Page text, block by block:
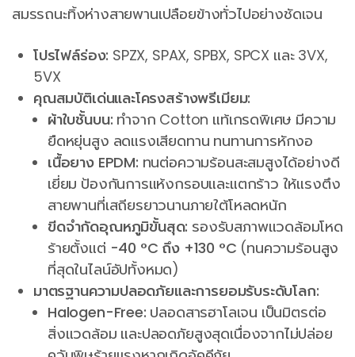
สมรรถนะทิ้งห่างสายพานเปลือยข้างทั่วไปอย่างชัดเจน
โปรไฟล์ร่อง: SPZX, SPAX, SPBX, SPCX และ 3VX,
5VX
คุณสมบัติเด่นและโครงสร้างพรีเมียม:
ผ้าใบชั้นบน: ทำจาก Cotton แท้เกรดพิเศษ มีความ
ยืดหยุ่นสูง ลดแรงเสียดทาน ทนทานการหักงอ
เนื้อยาง EPDM: ทนต่อความร้อนสะสมสูงได้อย่างดี
เยี่ยม ป้องกันการแห้งกรอบและแตกร้าว ให้แรงตึง
สายพานที่เสถียรยาวนานภายใต้โหลดหนัก
ขีดจำกัดอุณหภูมิขั้นสุด: รองรับสภาพแวดล้อมโหด
ร้ายตั้งแต่ -40 °C ถึง +130 °C (ทนความร้อนสูง
ที่สุดในไลน์อัปทั้งหมด)
มาตรฐานความปลอดภัยและการยอมรับระดับโลก:
Halogen-Free: ปลอดสารฮาโลเจน เป็นมิตรต่อ
สิ่งแวดล้อม และปลอดภัยสูงสุดเนื่องจากไม่ปล่อย